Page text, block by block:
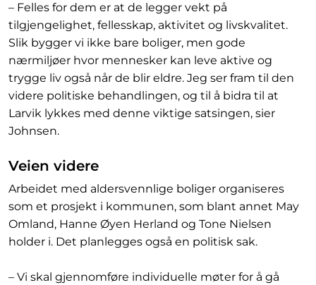
– Felles for dem er at de legger vekt på
tilgjengelighet, fellesskap, aktivitet og livskvalitet.
Slik bygger vi ikke bare boliger, men gode
nærmiljøer hvor mennesker kan leve aktive og
trygge liv også når de blir eldre. Jeg ser fram til den
videre politiske behandlingen, og til å bidra til at
Larvik lykkes med denne viktige satsingen, sier
Johnsen.
Veien videre
Arbeidet med aldersvennlige boliger organiseres
som et prosjekt i kommunen, som blant annet May
Omland, Hanne Øyen Herland og Tone Nielsen
holder i. Det planlegges også en politisk sak.
– Vi skal gjennomføre individuelle møter for å gå